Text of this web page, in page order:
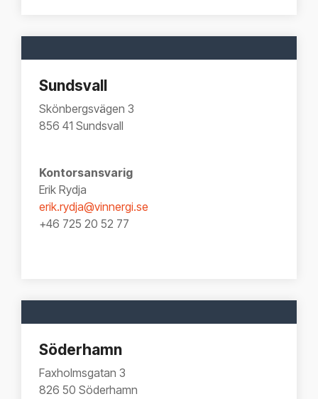
Sundsvall
Skönbergsvägen 3
856 41 Sundsvall
Kontorsansvarig
Erik Rydja
erik.rydja@vinnergi.se
+46 725 20 52 77
Söderhamn
Faxholmsgatan 3
826 50 Söderhamn